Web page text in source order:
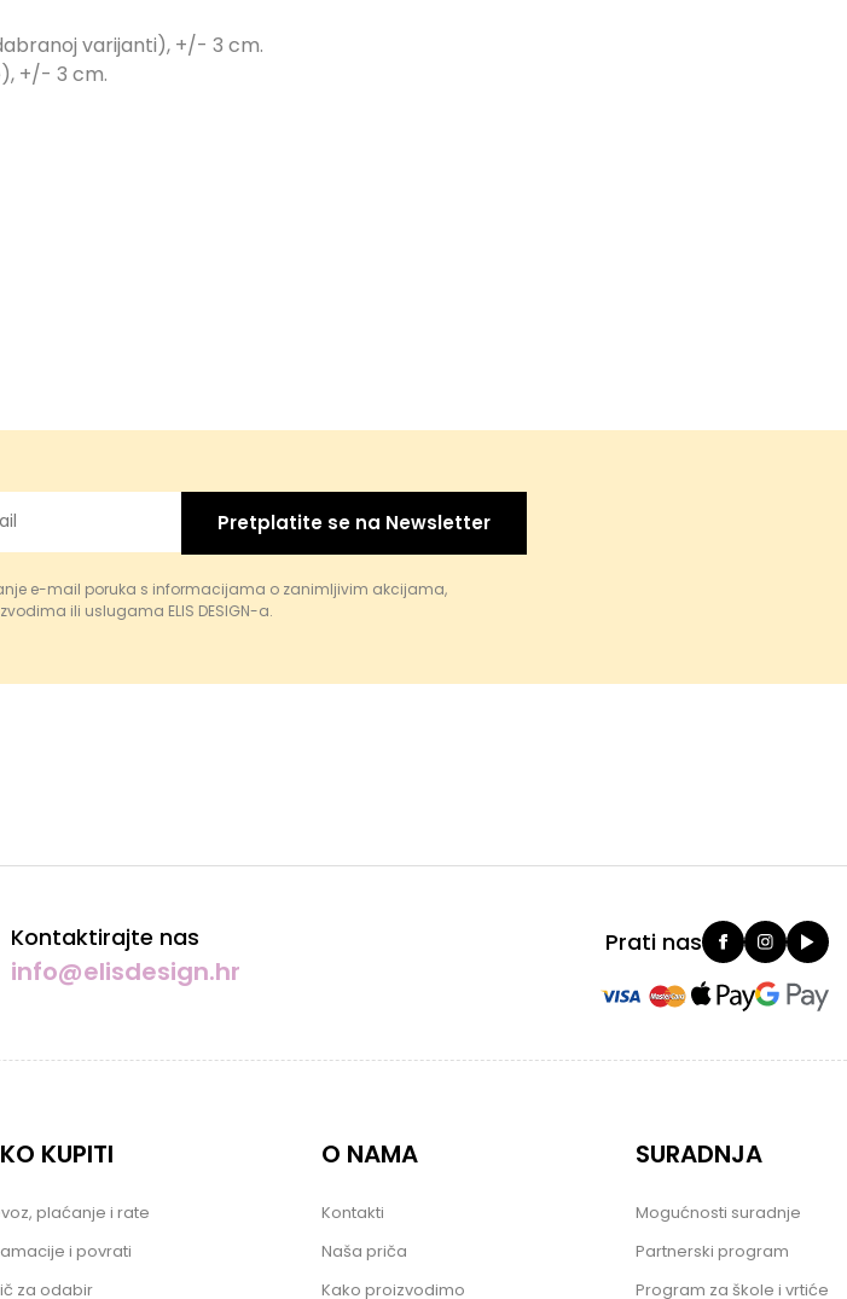
varijanti), +/- 3 cm.
+/- 3 cm.
Pretplatite se na Newsletter
e-mail poruka s informacijama o zanimljivim akcijama,
ili uslugama ELIS DESIGN-a.
Kontaktirajte nas
info@elisdesign.hr
Prati nas
KUPITI
plaćanje i rate
i povrati
za odabir
O NAMA
Kontakti
Naša priča
Kako proizvodimo
SURADNJA
Mogućnosti suradnje
Partnerski program
Program za škole i vrtiće